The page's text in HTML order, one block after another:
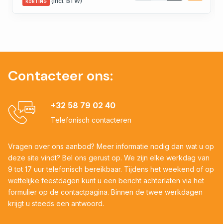
KORTING
Contacteer ons:
+32 58 79 02 40
Telefonisch contacteren
Vragen over ons aanbod? Meer informatie nodig dan wat u op
deze site vindt? Bel ons gerust op. We zijn elke werkdag van
9 tot 17 uur telefonisch bereikbaar. Tijdens het weekend of op
wettelijke feestdagen kunt u een bericht achterlaten via het
formulier op de contactpagina. Binnen de twee werkdagen
krijgt u steeds een antwoord.